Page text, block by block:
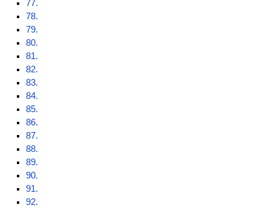
77.
78.
79.
80.
81.
82.
83.
84.
85.
86.
87.
88.
89.
90.
91.
92.